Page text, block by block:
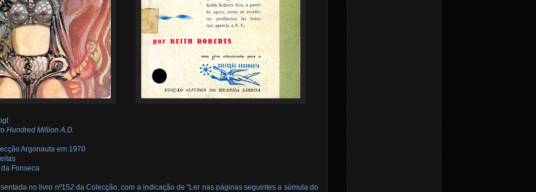
Hundred Million A.D.
Argonauta em 1970
Fonseca
no livro nº152da Colecção, com a indicação de "Ler nas páginas seguintes a súmula do